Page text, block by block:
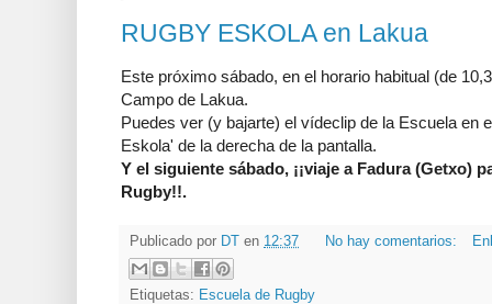
RUGBY ESKOLA en Lakua
Este próximo sábado, en el horario habitual (de
Campo de Lakua.
Puedes ver (y bajarte) el vídeclip de la Escuela en
Eskola' de la derecha de la pantalla.
Y el siguiente sábado, ¡¡viaje a Fadura (Getxo)
Rugby!!.
Publicado por DT en 12:37 No hay comentarios:
Etiquetas: Escuela de Rugby